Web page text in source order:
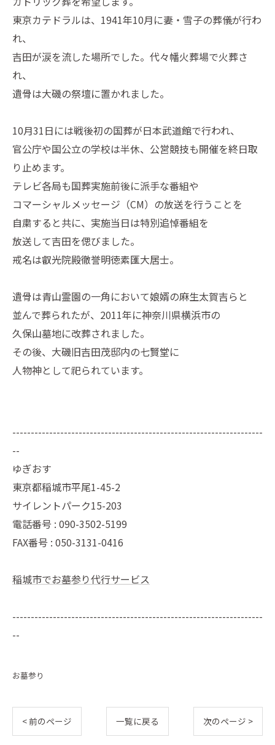
東京カテドラルは、1941年10月に妻・雪子の葬儀が行わ
れ、
吉田が涙を流した場所でした。代々幡火葬場で火葬さ
れ、
遺骨は大磯の祭壇に置かれました。
10月31日には戦後初の国葬が日本武道館で行われ、
官公庁や国公立の学校は半休、公営競技も開催を終日取
り止めます。
テレビ各局も国葬実施前後に派手な番組や
コマーシャルメッセージ（CM）の放送を行うことを
自粛すると共に、実施当日は特別追悼番組を
放送して吉田を偲びました。
戒名は叡光院殿徹誉明徳素匯大居士。
遺骨は青山霊園の一角において娘婿の麻生太賀吉らと
並んで葬られたが、2011年に神奈川県横浜市の
久保山墓地に改葬されました。
その後、大磯旧吉田茂邸内の七賢堂に
人物神として祀られています。
--------------------------------------------------------------------
--
ゆぎおす
東京都稲城市平尾1-45-2
サイレントパーク15-203
電話番号 : 090-3502-5199
FAX番号 : 050-3131-0416
稲城市でお墓参り代行サービス
--------------------------------------------------------------------
--
お墓参り
< 前のページ 一覧に戻る 次のページ >